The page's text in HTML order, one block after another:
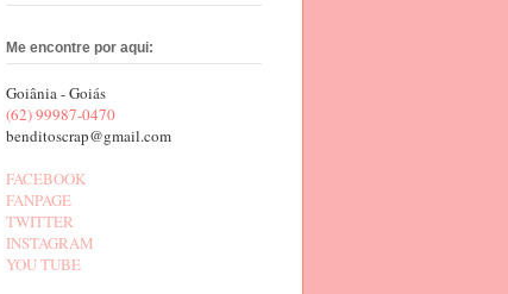
Me encontre por aqui:
Goiânia - Goiás
(62) 99987-0470
benditoscrap@gmail.com
FACEBOOK
FANPAGE
TWITTER
INSTAGRAM
YOU TUBE